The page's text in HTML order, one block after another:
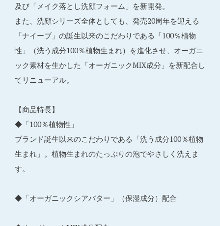
及び「メイク落とし洗顔フォーム」を新開発。
また、洗顔シリーズ全体としても、発売20周年を迎える
「ナイーブ」の誕生以来のこだわりである「100％植物
性」（洗う成分100％植物生まれ）を進化させ、オーガニ
ック素材を生かした「オーガニックMIX成分」を新配合し
てリニューアル。
【商品特長】
◆「100％植物性」
ブランド誕生以来のこだわりである「洗う成分100％植物
生まれ」。植物生まれのたっぷりの泡でやさしく洗えま
す。
◆「オーガニックシアバター」（保湿成分）配合